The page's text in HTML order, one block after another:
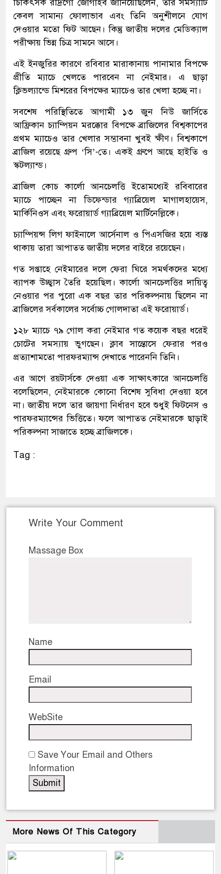
চিকিৎসক রদ্রিগো জোগাইব জানিয়েছিলেন, তার সমস্যাটি
কেবল সামান্য ফোলাভাব এবং তিনি অনুশীলনে যোগ
দেওয়ার মতো ফিট আছেন। কিন্তু জাতীয় দলের মেডিক্যাল
পরীক্ষায় ভিন্ন চিত্র সামনে আসে।
এই ইনজুরির কারণে রবিবার মারাকানায় পানামার বিপক্ষে
প্রীতি ম্যাচে খেলতে পারবেন না নেইমার। এ ছাড়া
ক্লিভল্যান্ডে মিশরের বিপক্ষের ম্যাচেও তার খেলা হচ্ছে না।
সবশেষ পরিস্থিতিতে আগামী ১৩ জুন নিউ জার্সিতে
আফ্রিকান চ্যাম্পিয়ন মরক্কোর বিপক্ষে ব্রাজিলের বিশ্বকাপের
প্রথম ম্যাচেও তার খেলার সম্ভাবনা খুবই ক্ষীণ। বিশ্বকাপে
ব্রাজিল রয়েছে গ্রুপ ‘সি’-তে। একই গ্রুপে আছে হাইতি ও
স্কটল্যান্ড।
ব্রাজিল কোচ কার্লো আনচেলত্তি ইতোমধ্যেই রবিবারের
ম্যাচে পাচ্ছেন না ডিফেন্ডার গ্যাব্রিয়েল মাগালহায়েস,
মার্কিনিওস এবং ফরোয়ার্ড গ্যাব্রিয়েল মার্টিনেল্লিকে।
চ্যাম্পিয়ন্স লিগ ফাইনালে আর্সেনাল ও পিএসজির হয়ে ব্যস্ত
থাকায় তারা আপাতত জাতীয় দলের বাইরে রয়েছেন।
গত সপ্তাহে নেইমারের দলে ফেরা ঘিরে সমর্থকদের মধ্যে
ব্যাপক উচ্ছ্বাস তৈরি হয়েছিল। কার্লো আনচেলত্তির দায়িত্ব
নেওয়ার পর পুরো এক বছর তার পরিকল্পনায় ছিলেন না
ব্রাজিলের সর্বকালের সর্বোচ্চ গোলদাতা এই ফরোয়ার্ড।
১২৮ ম্যাচে ৭৯ গোল করা নেইমার গত কয়েক বছর ধরেই
চোটের সমস্যায় ভুগছেন। ক্লাব সান্তোসে ফেরার পরও
প্রত্যাশামতো পারফরম্যান্স দেখাতে পারেননি তিনি।
এর আগে রয়টার্সকে দেওয়া এক সাক্ষাৎকারে আনচেলত্তি
বলেছিলেন, নেইমারকে কোনো বিশেষ সুবিধা দেওয়া হবে
না। জাতীয় দলে তার জায়গা নির্ধারণ হবে শুধুই ফিটনেস ও
পারফরম্যান্সের ভিত্তিতে। ফলে আপাতত নেইমারকে ছাড়াই
পরিকল্পনা সাজাতে হচ্ছে ব্রাজিলকে।
Tag :
Write Your Comment
Massage Box
Name
Email
WebSite
Save Your Email and Others
Information
More News Of This Category